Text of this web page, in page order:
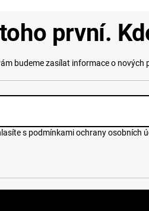
první.
budeme zasílat informace o nových
s podmínkami ochrany osobních